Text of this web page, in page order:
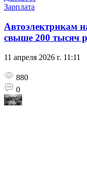
Зарплата
Автоэлектрикам
свыше 200 тысяч
11 апреля 2026 г. 11:11
880
0